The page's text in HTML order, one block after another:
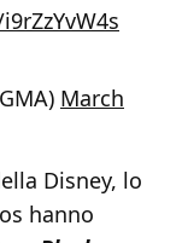
March
Disney, lo
hanno